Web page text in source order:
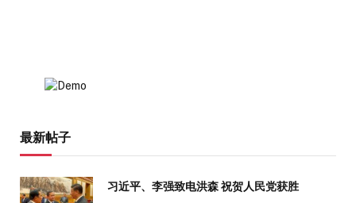
最新帖子
习近平、李强致电洪森 祝贺人民党获胜